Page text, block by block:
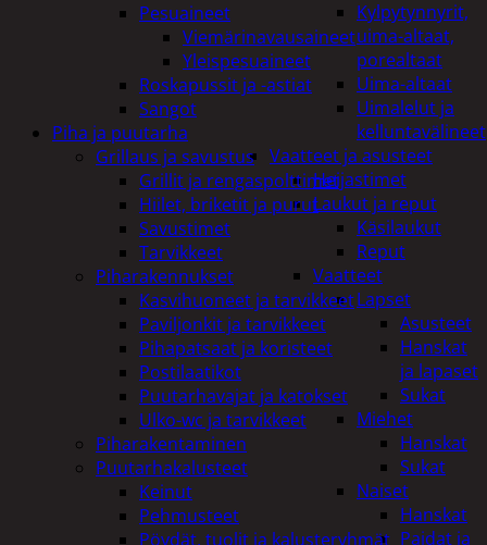
Kylpytynnyrit,
uima-altaat,
porealtaat
Uima-altaat
Uimalelut ja
kelluntavälineet
Vaatteet ja asusteet
Heijastimet
Laukut ja reput
Käsilaukut
Reput
Vaatteet
Lapset
Asusteet
Hanskat
ja lapaset
Sukat
Miehet
Hanskat
Sukat
Naiset
Hanskat
Paidat ja
Pesuaineet
Viemärinavausaineet
Yleispesuaineet
Roskapussit ja -astiat
Sangot
Piha ja puutarha
Grillaus ja savustus
Grillit ja rengaspolttimet
Hiilet, briketit ja purut
Savustimet
Tarvikkeet
Piharakennukset
Kasvihuoneet ja tarvikkeet
Paviljonkit ja tarvikkeet
Pihapatsaat ja koristeet
Postilaatikot
Puutarhavajat ja katokset
Ulko-wc ja tarvikkeet
Piharakentaminen
Puutarhakalusteet
Keinut
Pehmusteet
Pöydät, tuolit ja kalusteryhmät